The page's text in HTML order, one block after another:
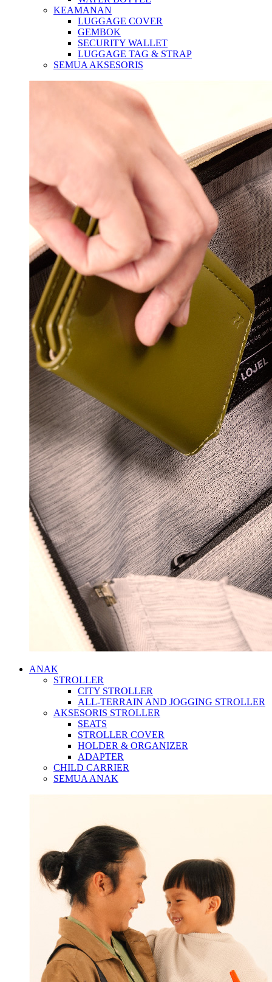
KEAMANAN
LUGGAGE COVER
GEMBOK
SECURITY WALLET
LUGGAGE TAG & STRAP
SEMUA AKSESORIS
ANAK
STROLLER
CITY STROLLER
ALL-TERRAIN AND JOGGING STROLLER
AKSESORIS STROLLER
SEATS
STROLLER COVER
HOLDER & ORGANIZER
ADAPTER
CHILD CARRIER
SEMUA ANAK